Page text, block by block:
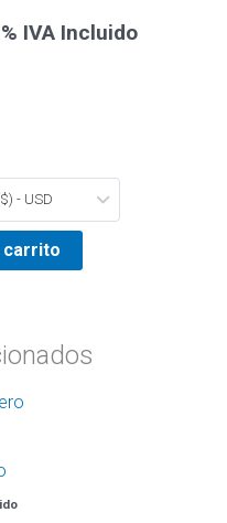
IVA Incluido
- USD
carrito